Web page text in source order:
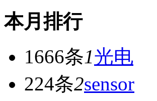
本月排行
1666条1光电
224条2sensor